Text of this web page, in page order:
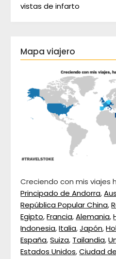
vistas de infarto
Mapa viajero
Creciendo con mis viajes
Principado de Andorra,
República Popular China,
Egipto,Francia,Alemania,
Indonesia,Italia,Japón,
España,Suiza, Tailandia,
Estados Unidos,Ciudad